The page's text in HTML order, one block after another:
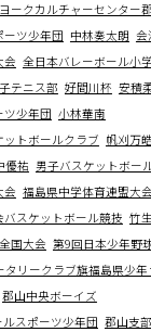
ヨークカルチャーセンター
ツ少年団 中林奏太朗 会
会 全日本バレーボール小
テニス部 好間川杯 安積
ツ少年団 小林華南
トボールクラブ 帆刈万
優祐 男子バスケットボー
会 福島県中学体育連盟大
スケットボール競技 竹
国大会 第9回日本少年野
リークラブ旗福島県少
郡山中央ボーイズ
スポーツ少年団 郡山支部